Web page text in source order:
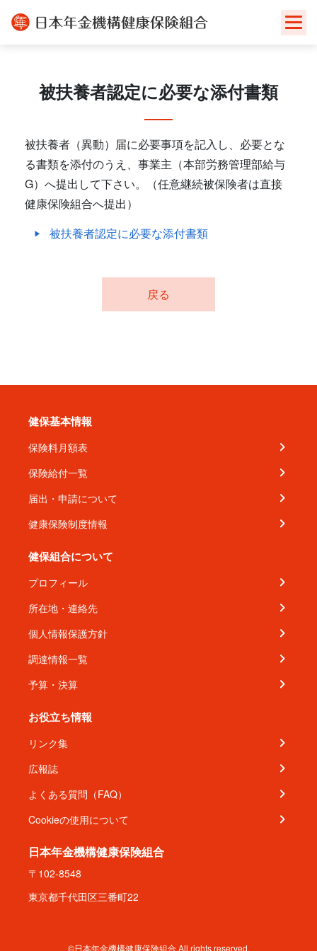
被扶養者認定に必要な添付書類
被扶養者（異動）届に必要事項を記入し、必要とな
る書類を添付のうえ、事業主（本部労務管理部給与
G）へ提出して下さい。（任意継続被保険者は直接
健康保険組合へ提出）
被扶養者認定に必要な添付書類
戻る
健保基本情報
保険料月額表
保険給付一覧
届出・申請について
健康保険制度情報
健保組合について
プロフィール
所在地・連絡先
個人情報保護方針
調達情報一覧
予算・決算
お役立ち情報
リンク集
広報誌
よくある質問（FAQ）
Cookieの使用について
日本年金機構健康保険組合
〒102-8548
東京都千代田区三番町22
©日本年金機構健康保険組合 All rights reserved.